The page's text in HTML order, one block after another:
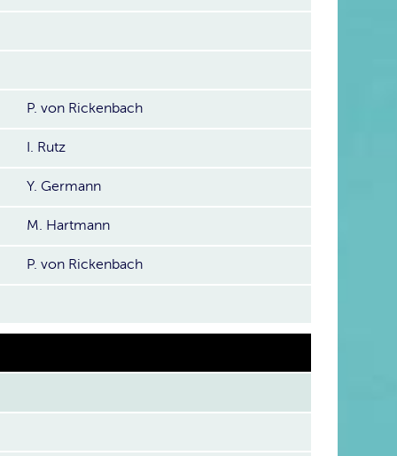
P. von Rickenbach
I. Rutz
Y. Germann
M. Hartmann
P. von Rickenbach